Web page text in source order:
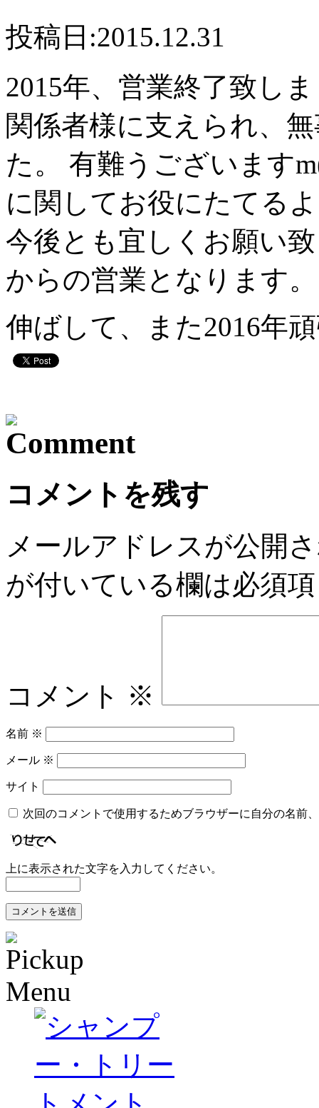
投稿日:2015.12.31
2015年、営業終了致し
関係者様に支えられ、
た。 有難うございます
に関してお役にたてる
今後とも宜しくお願い
からの営業となります
伸ばして、また2016
コメントを残す
メールアドレスが公開
が付いている欄は必須
コメント ※
名前 ※
メール ※
サイト
次回のコメントで使用するためブラウザーに自分の名前
上に表示された文字を入力してください。